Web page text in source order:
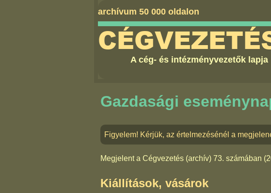
archívum 50 000 oldalon
A cég- és intézményvezetők lapja
Gazdasági
Figyelem! Kérjük, az értelmezésénél a
Megjelent a Cégvezetés (archív) 73. számában
Kiállítások, vásárok